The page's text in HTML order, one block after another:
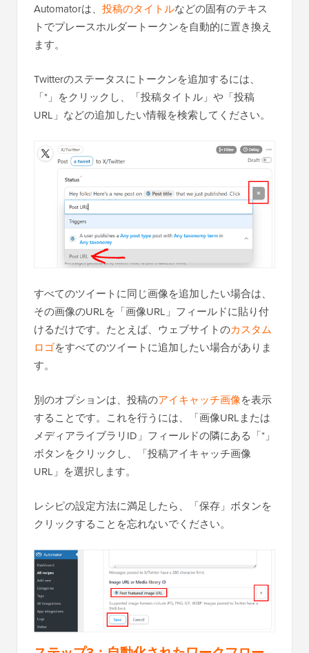
Automatorは、 投稿のタイトルなどの固有のテキス
トでプレースホルダートークンを自動的に置き換え
ます。
Twitterのステータスにトークンを追加するには、
「*」をクリックし、「投稿タイトル」や「投稿
URL」などの追加したい情報を検索してください。
すべてのツイートに同じ画像を追加したい場合は、
その画像のURLを「画像URL」フィールドに貼り付
けるだけです。たとえば、ウェブサイトのカスタム
ロゴをすべてのツイートに追加したい場合がありま
す。
別のオプションは、投稿のアイキャッチ画像を表示
することです。これを行うには、「画像URLまたは
メディアライブラリID」フィールドの隣にある「*」
ボタンをクリックし、「投稿アイキャッチ画像
URL」を選択します。
レシピの設定方法に満足したら、「保存」ボタンを
クリックすることを忘れないでください。